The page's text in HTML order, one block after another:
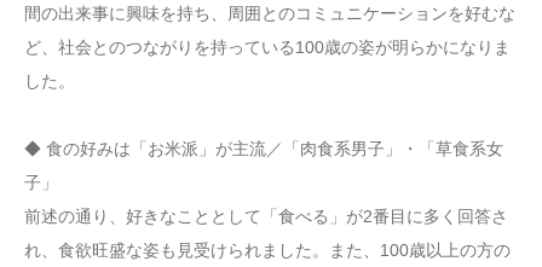
間の出来事に興味を持ち、周囲とのコミュニケーションを好むな
ど、社会とのつながりを持っている100歳の姿が明らかになりま
した。
◆ 食の好みは「お米派」が主流／「肉食系男子」・「草食系女
子」
前述の通り、好きなこととして「食べる」が2番目に多く回答さ
れ、食欲旺盛な姿も見受けられました。また、100歳以上の方の